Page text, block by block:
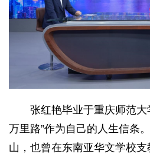
张红艳毕业于重庆师范
万里路”作为自己的人生信条
山，也曾在东南亚华文学校